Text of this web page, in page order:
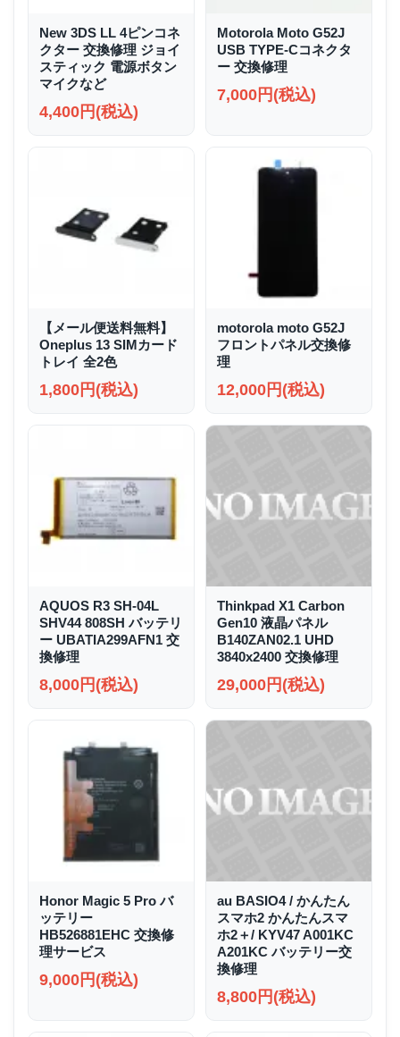
New 3DS LL 4ピンコネ
クター 交換修理 ジョイ
スティック 電源ボタン
マイクなど
4,400円(税込)
Motorola Moto G52J
USB TYPE-Cコネクタ
ー 交換修理
7,000円(税込)
【メール便送料無料】
Oneplus 13 SIMカード
トレイ 全2色
1,800円(税込)
motorola moto G52J
フロントパネル交換修
理
12,000円(税込)
AQUOS R3 SH-04L
SHV44 808SH バッテリ
ー UBATIA299AFN1 交
換修理
8,000円(税込)
Thinkpad X1 Carbon
Gen10 液晶パネル
B140ZAN02.1 UHD
3840x2400 交換修理
29,000円(税込)
Honor Magic 5 Pro バ
ッテリー
HB526881EHC 交換修
理サービス
9,000円(税込)
au BASIO4 / かんたん
スマホ2 かんたんスマ
ホ2＋/ KYV47 A001KC
A201KC バッテリー交
換修理
8,800円(税込)